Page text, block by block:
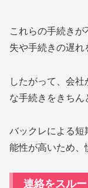
これらの手続き
失や手続きの遅れ
したがって、会
な手続きをきちん
バックレによる
能性が高いため、
連絡をスル